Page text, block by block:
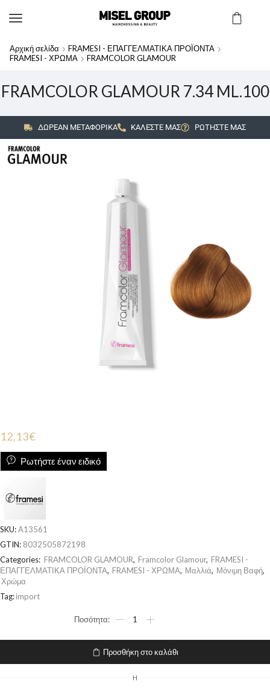
Αρχική σελίδα
FRAMESI - ΕΠΑΓΓΕΛΜΑΤΙΚΑ ΠΡΟΪΟΝΤΑ
FRAMESI - ΧΡΩΜΑ
FRAMCOLOR GLAMOUR
FRAMCOLOR GLAMOUR 7.34 ML.100
ΔΩΡΕΑΝ ΜΕΤΑΦΟΡΙΚΑ ΚΑΛΕΣΤΕ ΜΑΣ ΡΩΤΗΣΤΕ ΜΑΣ
12,13€
Ρωτήστε έναν ειδικό
SKU:A13561
GTIN: 8032505872198
Categories: FRAMCOLOR GLAMOUR, Framcolor Glamour, FRAMESI -
ΕΠΑΓΓΕΛΜΑΤΙΚΑ ΠΡΟΪΟΝΤΑ, FRAMESI - ΧΡΩΜΑ, Μαλλιά, Μόνιμη Βαφή,
Χρώμα
Tag:import
Προσθήκη στο καλάθι
H